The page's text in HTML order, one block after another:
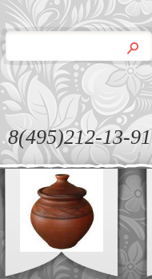
8(495)212-13-91